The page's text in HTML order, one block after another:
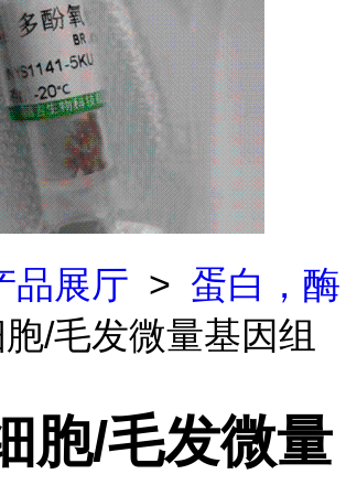
品展厅 > 蛋白，酶
/毛发微量基因组
胞/毛发微量